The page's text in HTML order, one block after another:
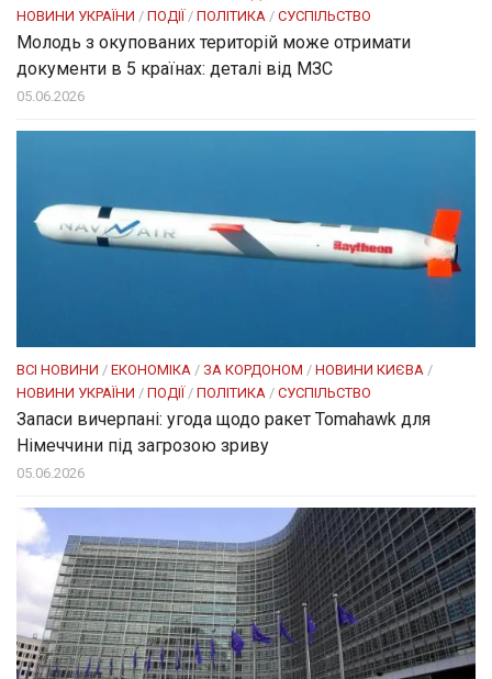
НОВИНИ УКРАЇНИ / ПОДІЇ / ПОЛІТИКА / СУСПІЛЬСТВО
Молодь з окупованих територій може отримати
документи в 5 країнах: деталі від МЗС
05.06.2026
ВСІ НОВИНИ / ЕКОНОМІКА / ЗА КОРДОНОМ / НОВИНИ КИЄВА /
НОВИНИ УКРАЇНИ / ПОДІЇ / ПОЛІТИКА / СУСПІЛЬСТВО
Запаси вичерпані: угода щодо ракет Tomahawk для
Німеччини під загрозою зриву
05.06.2026